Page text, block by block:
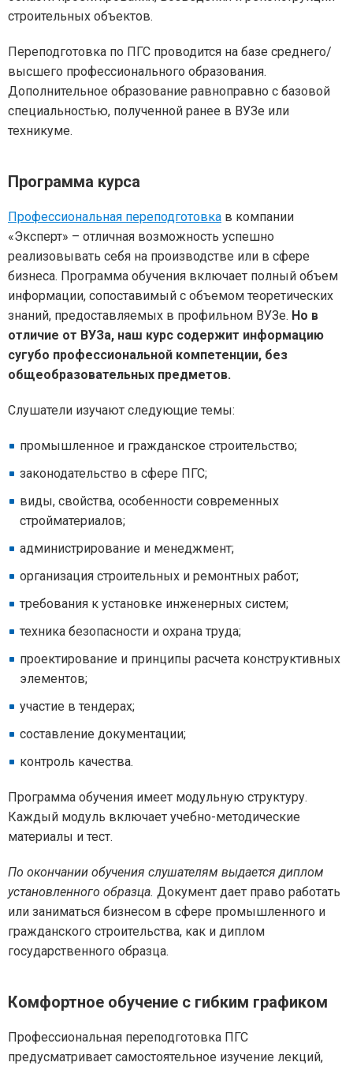
строительных объектов.
Переподготовка по ПГС проводится на базе среднего/
высшего профессионального образования.
Дополнительное образование равноправно с базовой
специальностью, полученной ранее в ВУЗе или
техникуме.
Программа курса
Профессиональная переподготовка в компании
«Эксперт» – отличная возможность успешно
реализовывать себя на производстве или в сфере
бизнеса. Программа обучения включает полный объем
информации, сопоставимый с объемом теоретических
знаний, предоставляемых в профильном ВУЗе. Но в
отличие от ВУЗа, наш курс содержит информацию
сугубо профессиональной компетенции, без
общеобразовательных предметов.
Слушатели изучают следующие темы:
промышленное и гражданское строительство;
законодательство в сфере ПГС;
виды, свойства, особенности современных
стройматериалов;
администрирование и менеджмент;
организация строительных и ремонтных работ;
требования к установке инженерных систем;
техника безопасности и охрана труда;
проектирование и принципы расчета конструктивных
элементов;
участие в тендерах;
составление документации;
контроль качества.
Программа обучения имеет модульную структуру.
Каждый модуль включает учебно-методические
материалы и тест.
По окончании обучения слушателям выдается диплом
установленного образца. Документ дает право работать
или заниматься бизнесом в сфере промышленного и
гражданского строительства, как и диплом
государственного образца.
Комфортное обучение с гибким графиком
Профессиональная переподготовка ПГС
предусматривает самостоятельное изучение лекций,